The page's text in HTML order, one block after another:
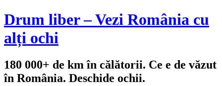
Drum liber – Vezi România cu
alți ochi
180 000+ de km în călătorii. Ce e de văzut
în România. Deschide ochii.